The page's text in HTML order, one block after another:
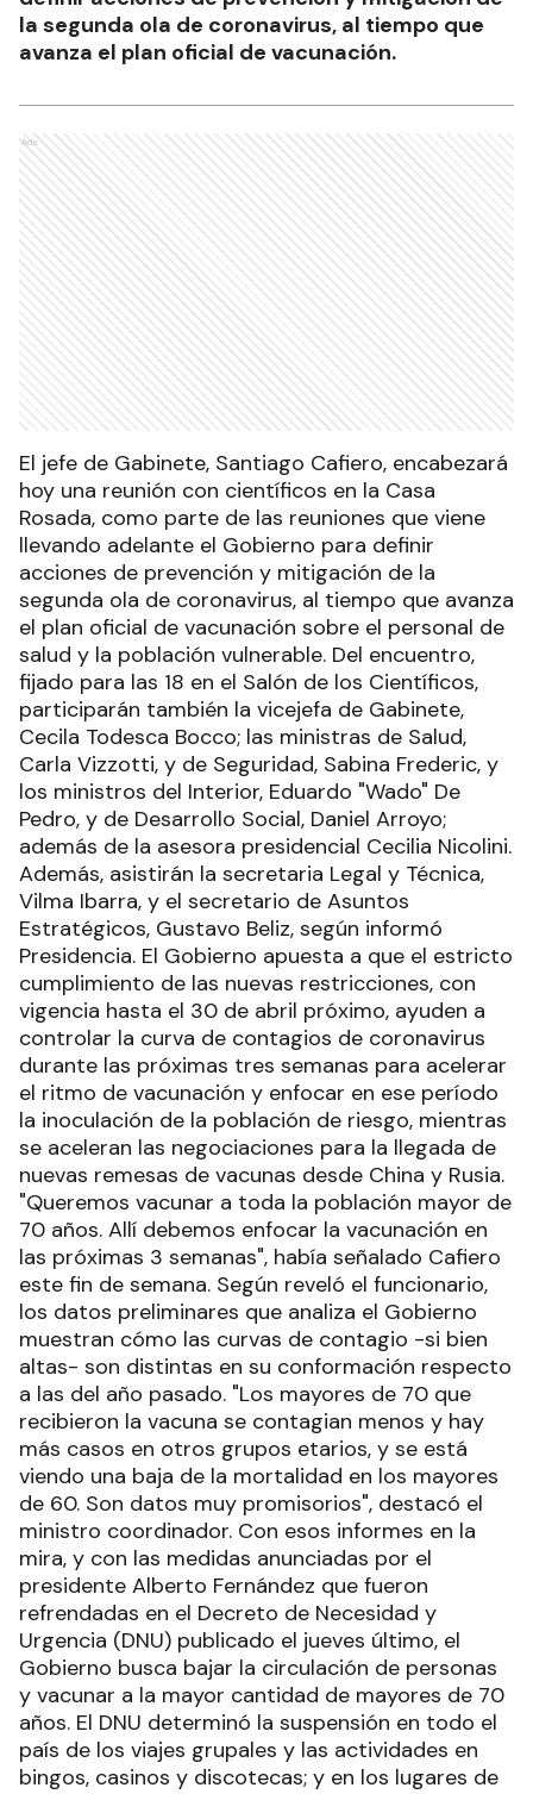
la segunda ola de coronavirus, al tiempo que
avanza el plan oficial de vacunación.
Ads
El jefe de Gabinete, Santiago Cafiero, encabezará
hoy una reunión con científicos en la Casa
Rosada, como parte de las reuniones que viene
llevando adelante el Gobierno para definir
acciones de prevención y mitigación de la
segunda ola de coronavirus, al tiempo que avanza
el plan oficial de vacunación sobre el personal de
salud y la población vulnerable. Del encuentro,
fijado para las 18 en el Salón de los Científicos,
participarán también la vicejefa de Gabinete,
Cecila Todesca Bocco; las ministras de Salud,
Carla Vizzotti, y de Seguridad, Sabina Frederic, y
los ministros del Interior, Eduardo "Wado" De
Pedro, y de Desarrollo Social, Daniel Arroyo;
además de la asesora presidencial Cecilia Nicolini.
Además, asistirán la secretaria Legal y Técnica,
Vilma Ibarra, y el secretario de Asuntos
Estratégicos, Gustavo Beliz, según informó
Presidencia. El Gobierno apuesta a que el estricto
cumplimiento de las nuevas restricciones, con
vigencia hasta el 30 de abril próximo, ayuden a
controlar la curva de contagios de coronavirus
durante las próximas tres semanas para acelerar
el ritmo de vacunación y enfocar en ese período
la inoculación de la población de riesgo, mientras
se aceleran las negociaciones para la llegada de
nuevas remesas de vacunas desde China y Rusia.
"Queremos vacunar a toda la población mayor de
70 años. Allí debemos enfocar la vacunación en
las próximas 3 semanas", había señalado Cafiero
este fin de semana. Según reveló el funcionario,
los datos preliminares que analiza el Gobierno
muestran cómo las curvas de contagio -si bien
altas- son distintas en su conformación respecto
a las del año pasado. "Los mayores de 70 que
recibieron la vacuna se contagian menos y hay
más casos en otros grupos etarios, y se está
viendo una baja de la mortalidad en los mayores
de 60. Son datos muy promisorios", destacó el
ministro coordinador. Con esos informes en la
mira, y con las medidas anunciadas por el
presidente Alberto Fernández que fueron
refrendadas en el Decreto de Necesidad y
Urgencia (DNU) publicado el jueves último, el
Gobierno busca bajar la circulación de personas
y vacunar a la mayor cantidad de mayores de 70
años. El DNU determinó la suspensión en todo el
país de los viajes grupales y las actividades en
bingos, casinos y discotecas; y en los lugares de